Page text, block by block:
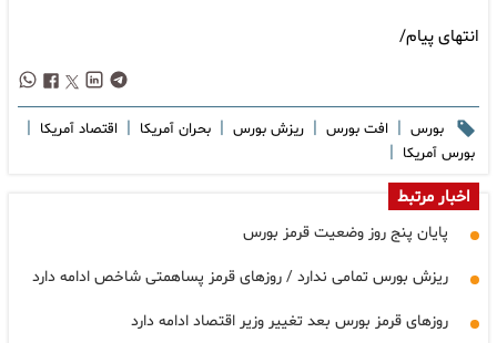
انتهای پیام/
بورس | افت بورس | ریزش بورس | بحران آمریکا | اقتصاد آمریکا |
بورس آمریکا |
اخبار مرتبط
پایان پنج روز وضعیت قرمز بورس
ریزش بورس تمامی ندارد / روزهای قرمز پساهمتی شاخص ادامه دارد
روزهای قرمز بورس بعد تغییر وزیر اقتصاد ادامه دارد